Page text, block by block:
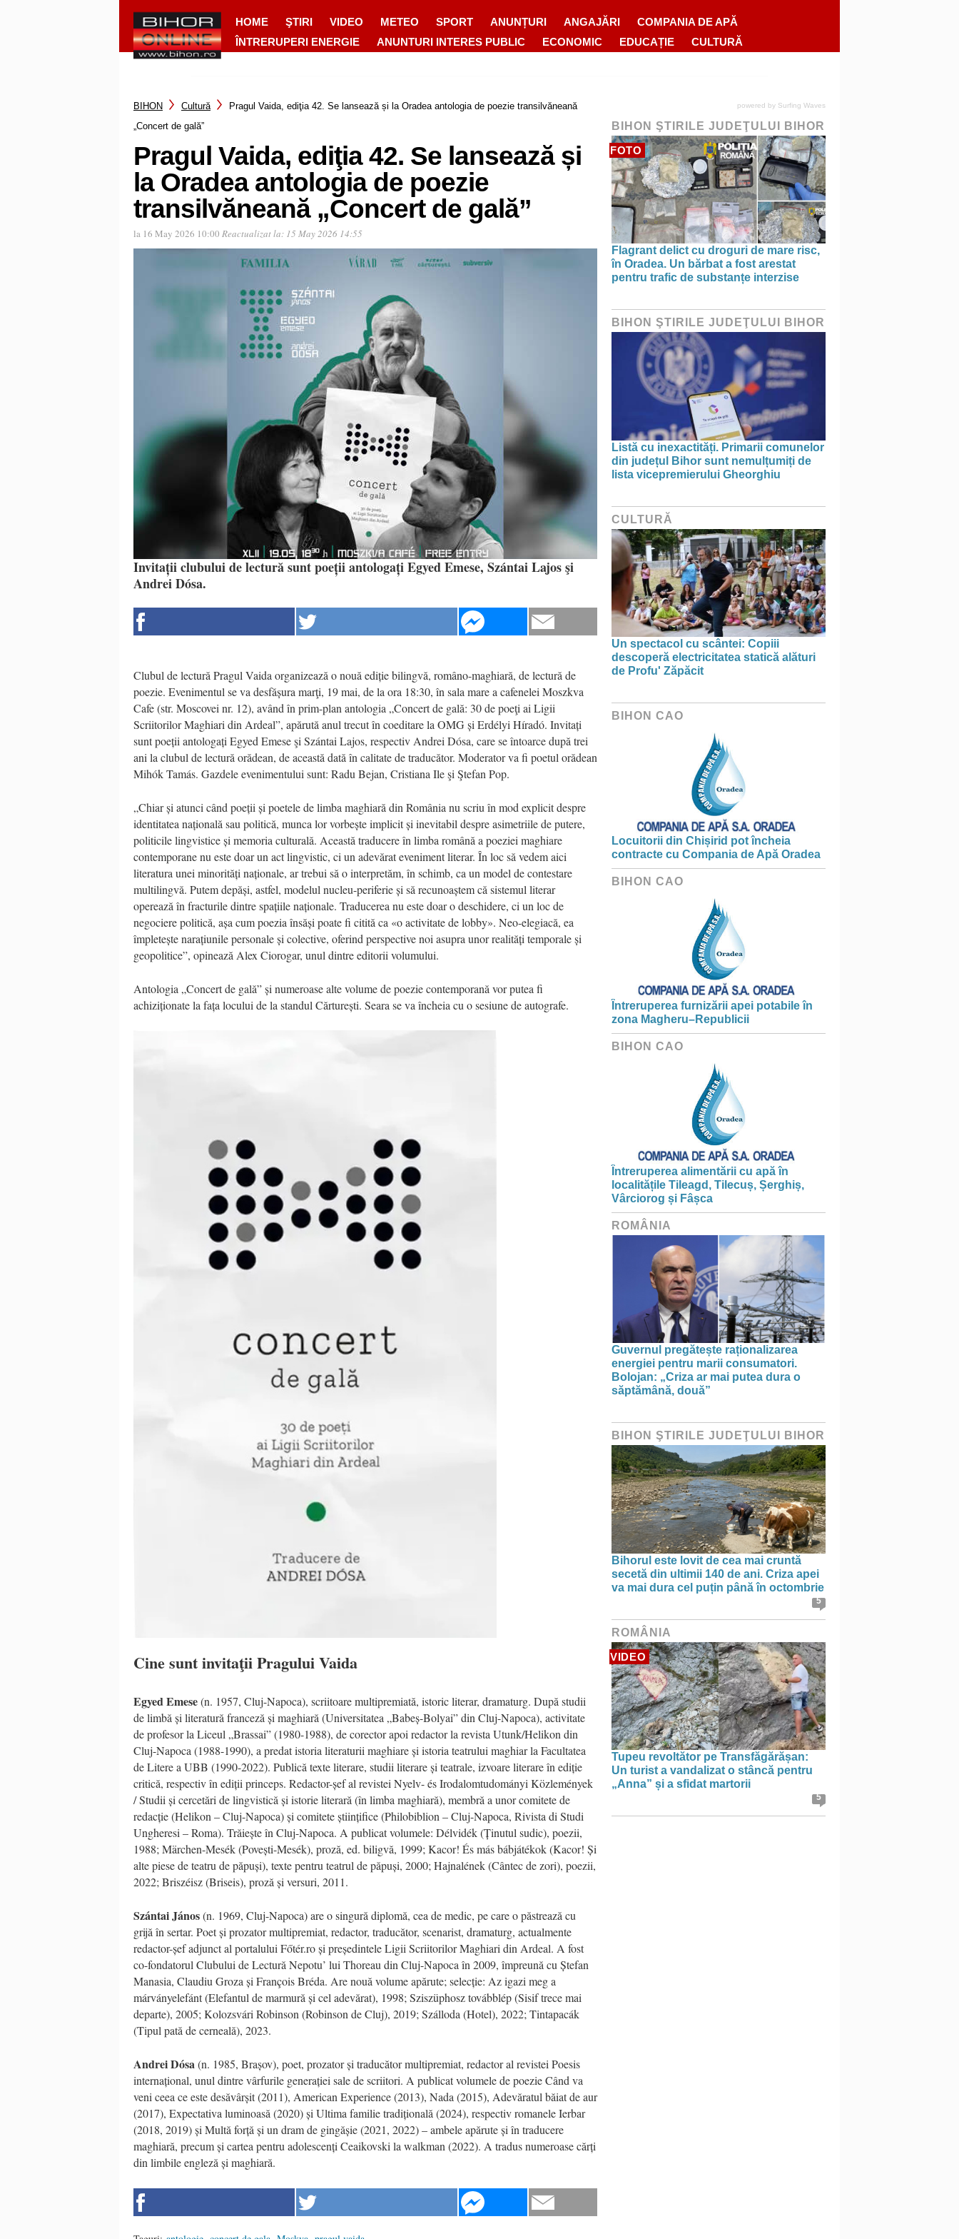
HOME ŞTIRI VIDEO METEO SPORT ANUNȚURI ANGAJĂRI
COMPANIA DE APĂ
ÎNTRERUPERI ENERGIE
ANUNTURI INTERES PUBLIC ECONOMIC EDUCAȚIE CULTURĂ
BIHON Cultură
Pragul Vaida, ediţia 42. Se lansează și la Oradea antologia de poezie transilvăneană
„Concert de gală”
Pragul Vaida, ediţia 42. Se lansează și
la Oradea antologia de poezie
transilvăneană „Concert de gală”
la 16 May 2026 10:00 Reactualizat la: 15 May 2026 14:55
Invitații clubului de lectură sunt poeții antologați Egyed Emese, Szántai Lajos şi
Andrei Dósa.
Clubul de lectură Pragul Vaida organizează o nouă ediție bilingvă, româno-maghiară, de lectură de
poezie. Evenimentul se va desfășura marţi, 19 mai, de la ora 18:30, în sala mare a cafenelei Moszkva
Cafe (str. Moscovei nr. 12), având în prim-plan antologia „Concert de gală: 30 de poeţi ai Ligii
Scriitorilor Maghiari din Ardeal”, apărută anul trecut în coeditare la OMG și Erdélyi Híradó. Invitați
sunt poeții antologați Egyed Emese şi Szántai Lajos, respectiv Andrei Dósa, care se întoarce după trei
ani la clubul de lectură orădean, de această dată în calitate de traducător. Moderator va fi poetul orădean
Mihók Tamás. Gazdele evenimentului sunt: Radu Bejan, Cristiana Ile şi Ştefan Pop.
„Chiar și atunci când poeții și poetele de limba maghiară din România nu scriu în mod explicit despre
identitatea națională sau politică, munca lor vorbește implicit și inevitabil despre asimetriile de putere,
politicile lingvistice și memoria culturală. Această traducere în limba română a poeziei maghiare
contemporane nu este doar un act lingvistic, ci un adevărat eveniment literar. În loc să vedem aici
literatura unei minorități naționale, ar trebui să o interpretăm, în schimb, ca un model de contestare
multilingvă. Putem depăși, astfel, modelul nucleu-periferie și să recunoaștem că sistemul literar
operează în fracturile dintre spațiile naționale. Traducerea nu este doar o deschidere, ci un loc de
negociere politică, așa cum poezia însăși poate fi citită ca «o activitate de lobby». Neo-elegiacă, ea
împletește narațiunile personale și colective, oferind perspective noi asupra unor realități temporale și
geopolitice”, opinează Alex Ciorogar, unul dintre editorii volumului.
Antologia „Concert de gală” și numeroase alte volume de poezie contemporană vor putea fi
achiziționate la fața locului de la standul Cărturești. Seara se va încheia cu o sesiune de autografe.
Cine sunt invitaţii Pragului Vaida
Egyed Emese(n. 1957, Cluj-Napoca), scriitoare multipremiată, istoric literar, dramaturg. După studii
de limbă și literatură franceză și maghiară (Universitatea „Babeș-Bolyai” din Cluj-Napoca), activitate
de profesor la Liceul „Brassai” (1980-1988), de corector apoi redactor la revista Utunk/Helikon din
Cluj-Napoca (1988-1990), a predat istoria literaturii maghiare și istoria teatrului maghiar la Facultatea
de Litere a UBB (1990-2022). Publică texte literare, studii literare și teatrale, izvoare literare în ediție
critică, respectiv în ediții princeps. Redactor-șef al revistei Nyelv-és Irodalomtudományi Közlemények
/ Studii și cercetări de lingvistică și istorie literară (în limba maghiară), membră a unor comitete de
redacție (Helikon – Cluj-Napoca) și comitete științifice (Philobiblion – Cluj-Napoca, Rivista di Studi
Ungheresi – Roma). Trăiește în Cluj-Napoca. A publicat volumele: Délvidék (Ținutul sudic), poezii,
1988; Märchen-Mesék (Povești-Mesék), proză, ed. biligvă, 1999; Kacor! És más bábjátékok (Kacor! Și
alte piese de teatru de păpuși), texte pentru teatrul de păpuși, 2000; Hajnalének (Cântec de zori), poezii,
2022; Briszéisz (Briseis), proză și versuri, 2011.
SzántaiJános(n. 1969, Cluj-Napoca) are o singură diplomă, cea de medic, pe care o păstrează cu
grijă în sertar. Poet și prozator multipremiat, redactor, traducător, scenarist, dramaturg, actualmente
redactor-șef adjunct al portalului Főtér.roși președintele Ligii Scriitorilor Maghiari din Ardeal. A fost
co-fondatorul Clubului de Lectură Nepotu’ lui Thoreau din Cluj-Napoca în 2009, împreună cu Ștefan
Manasia, Claudiu Groza și François Bréda. Are nouă volume apărute; selecție: Az igazi meg a
márványelefánt(Elefantul de marmură și cel adevărat), 1998; Sziszüphosz továbblép (Sisif trece mai
departe), 2005; Kolozsvári Robinson (Robinson de Cluj), 2019; Szálloda (Hotel), 2022; Tintapacák
(Tipul pată de cerneală), 2023.
Andrei Dósa(n. 1985, Brașov), poet, prozator și traducător multipremiat, redactor al revistei Poesis
internațional, unul dintre vârfurile generației sale de scriitori. A publicat volumele de poezie Când va
veni ceea ce este desăvârșit (2011), American Experience (2013), Nada (2015), Adevăratul băiat de aur
(2017), Expectativa luminoasă (2020) și Ultima familie tradițională (2024), respectiv romanele Ierbar
(2018, 2019) și Multă forță și un dram de gingășie (2021, 2022) – ambele apărute și în traducere
maghiară, precum și cartea pentru adolescenți Ceaikovski la walkman (2022). A tradus numeroase cărți
din limbile engleză și maghiară.
powered by Surfing Waves
BIHON ŞTIRILE JUDEŢULUI BIHOR
FOTO
Flagrant delict cu droguri de mare risc,
în Oradea. Un bărbat a fost arestat
pentru trafic de substanțe interzise
BIHON ŞTIRILE JUDEŢULUI BIHOR
Listă cu inexactități. Primarii comunelor
din județul Bihor sunt nemulțumiți de
lista vicepremierului Gheorghiu
CULTURĂ
Un spectacol cu scântei: Copiii
descoperă electricitatea statică alături
de Profu' Zăpăcit
BIHON CAO
Locuitorii din Chișirid pot încheia
contracte cu Compania de Apă Oradea
BIHON CAO
Întreruperea furnizării apei potabile în
zona Magheru–Republicii
BIHON CAO
Întreruperea alimentării cu apă în
localitățile Tileagd, Tilecuș, Șerghiș,
Vârciorog și Fâșca
ROMÂNIA
Guvernul pregătește raționalizarea
energiei pentru marii consumatori.
Bolojan: „Criza ar mai putea dura o
săptămână, două”
BIHON ŞTIRILE JUDEŢULUI BIHOR
Bihorul este lovit de cea mai cruntă
secetă din ultimii 140 de ani. Criza apei
va mai dura cel puțin până în octombrie
5
ROMÂNIA
VIDEO
Tupeu revoltător pe Transfăgărășan:
Un turist a vandalizat o stâncă pentru
„Anna” și a sfidat martorii
5